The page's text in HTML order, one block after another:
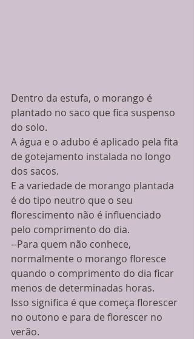
Dentro da estufa, o morango é
plantado no saco que fica suspenso
do solo.
A água e o adubo é aplicado pela fita
de gotejamento instalada no longo
dos sacos.
E a variedade de morango plantada
é do tipo neutro que o seu
florescimento não é influenciado
pelo comprimento do dia.
--Para quem não conhece,
normalmente o morango floresce
quando o comprimento do dia ficar
menos de determinadas horas.
Isso significa é que começa florescer
no outono e para de florescer no
verão.